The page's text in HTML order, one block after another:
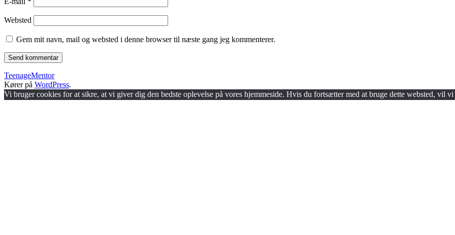
Websted
Gem mit navn, mail og websted i denne browser til næste gang jeg kommenterer.
TeenageMentor
Kører på WordPress.
Vi bruger cookies for at sikre, at vi giver dig den bedste oplevelse på vores hjemmeside. Hvis du fortsætter med at bruge dette websted, vil vi